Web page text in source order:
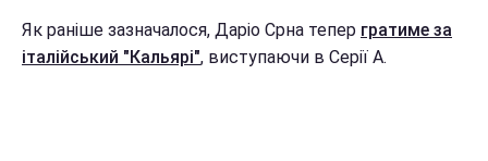
Як раніше зазначалося, Даріо Срна тепер гратиме за
італійський "Кальярі", виступаючи в Серії А.